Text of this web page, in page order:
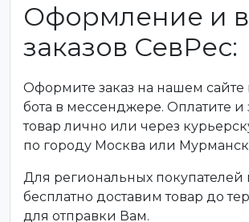
Оформление и
заказов СевРес:
Оформите заказ на нашем сайте
бота в мессенджере. Оплатите и
товар лично или через
по городу Москва или
Для региональных покупателей
бесплатно доставим товар до
для отправки Вам.